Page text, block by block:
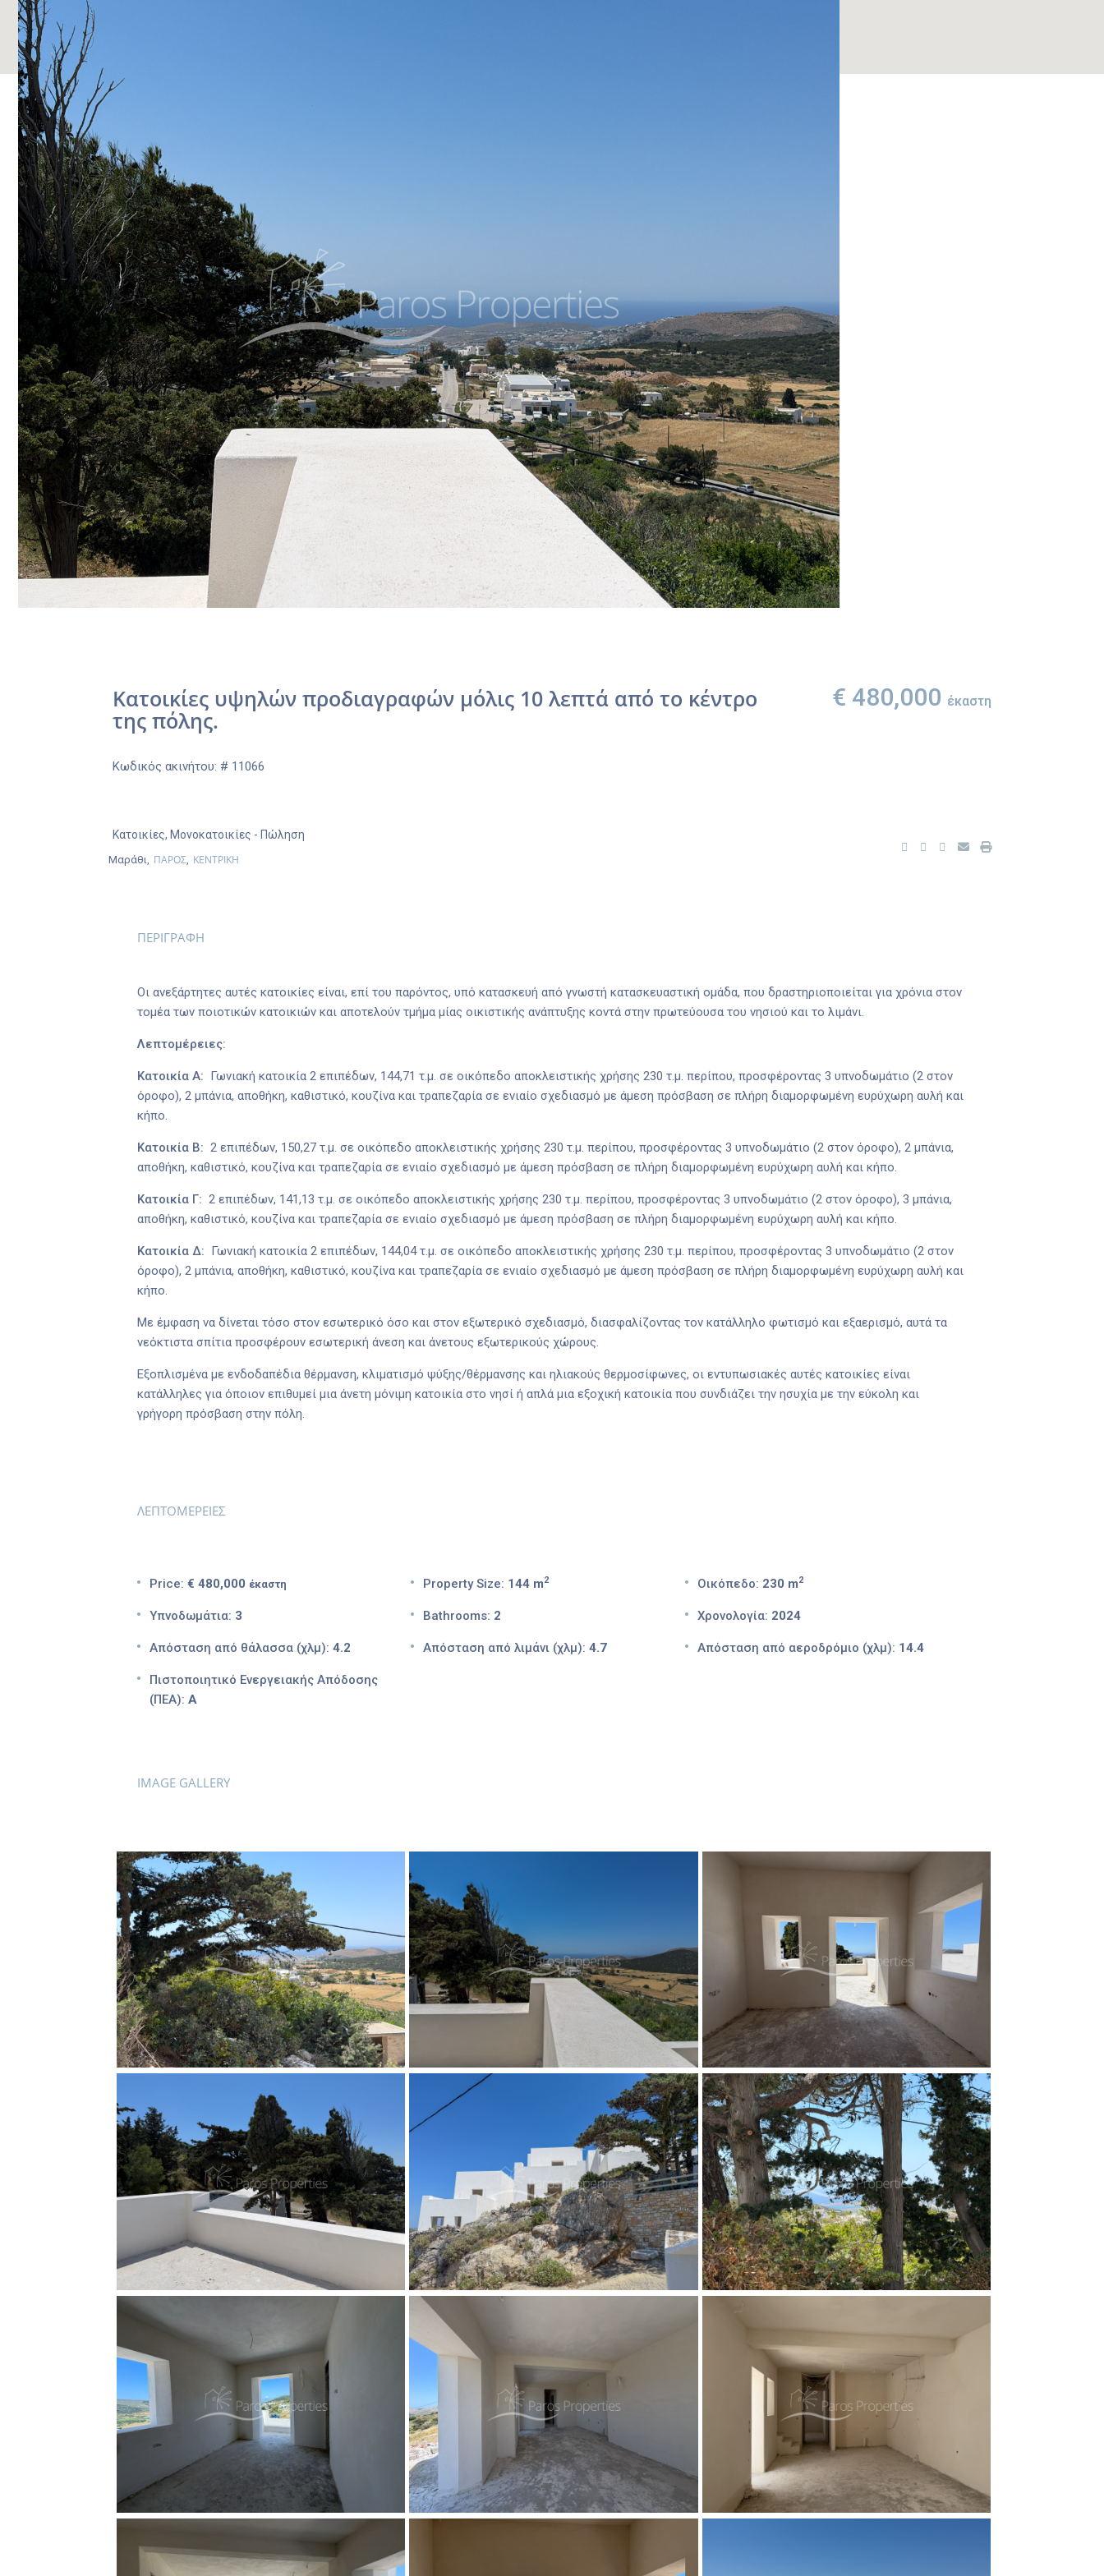
Κατοικίες υψηλών προδιαγραφών μόλις 10 λεπτά από το κέντρο
της πόλης.
€ 480,000 έκαστη
Κωδικός ακινήτου: # 11066
Κατοικίες, Μονοκατοικίες - Πώληση
Μαράθι, ΠΑΡΟΣ ΚΕΝΤΡΙΚΗ
ΠΕΡΙΓΡΑΦΗ
Οι ανεξάρτητες αυτές κατοικίες είναι, επί του παρόντος, υπό κατασκευή από γνωστή κατασκευαστική ομάδα, που δραστηριοποιείται για χρόνια στον
τομέα των ποιοτικών κατοικιών και αποτελούν τμήμα μίας οικιστικής ανάπτυξης κοντά στην πρωτεύουσα του νησιού και το λιμάνι.
Λεπτομέρειες:
Κατοικία Α: Γωνιακή κατοικία 2 επιπέδων, 144,71 τ.μ. σε οικόπεδο αποκλειστικής χρήσης 230 τ.μ. περίπου, προσφέροντας 3 υπνοδωμάτιο (2 στον
όροφο), 2 μπάνια, αποθήκη, καθιστικό, κουζίνα και τραπεζαρία σε ενιαίο σχεδιασμό με άμεση πρόσβαση σε πλήρη διαμορφωμένη ευρύχωρη αυλή και
κήπο.
Κατοικία Β: 2 επιπέδων, 150,27 τ.μ. σε οικόπεδο αποκλειστικής χρήσης 230 τ.μ. περίπου, προσφέροντας 3 υπνοδωμάτιο (2 στον όροφο), 2 μπάνια,
αποθήκη, καθιστικό, κουζίνα και τραπεζαρία σε ενιαίο σχεδιασμό με άμεση πρόσβαση σε πλήρη διαμορφωμένη ευρύχωρη αυλή και κήπο.
Κατοικία Γ: 2 επιπέδων, 141,13 τ.μ. σε οικόπεδο αποκλειστικής χρήσης 230 τ.μ. περίπου, προσφέροντας 3 υπνοδωμάτιο (2 στον όροφο), 3 μπάνια,
αποθήκη, καθιστικό, κουζίνα και τραπεζαρία σε ενιαίο σχεδιασμό με άμεση πρόσβαση σε πλήρη διαμορφωμένη ευρύχωρη αυλή και κήπο.
Κατοικία Δ: Γωνιακή κατοικία 2 επιπέδων, 144,04 τ.μ. σε οικόπεδο αποκλειστικής χρήσης 230 τ.μ. περίπου, προσφέροντας 3 υπνοδωμάτιο (2 στον
όροφο), 2 μπάνια, αποθήκη, καθιστικό, κουζίνα και τραπεζαρία σε ενιαίο σχεδιασμό με άμεση πρόσβαση σε πλήρη διαμορφωμένη ευρύχωρη αυλή και
κήπο.
Με έμφαση να δίνεται τόσο στον εσωτερικό όσο και στον εξωτερικό σχεδιασμό, διασφαλίζοντας τον κατάλληλο φωτισμό και εξαερισμό, αυτά τα
νεόκτιστα σπίτια προσφέρουν εσωτερική άνεση και άνετους εξωτερικούς χώρους.
Εξοπλισμένα με ενδοδαπέδια θέρμανση, κλιματισμό ψύξης/θέρμανσης και ηλιακούς θερμοσίφωνες, οι εντυπωσιακές αυτές κατοικίες είναι
κατάλληλες για όποιον επιθυμεί μια άνετη μόνιμη κατοικία στο νησί ή απλά μια εξοχική κατοικία που συνδιάζει την ησυχία με την εύκολη και
γρήγορη πρόσβαση στην πόλη.
ΛΕΠΤΟΜΕΡΕΙΕΣ
Price: € 480,000 έκαστη Property Size: 144 m2 Οικόπεδο: 230 m2
Υπνοδωμάτια: 3 Bathrooms: 2 Χρονολογία: 2024
Απόσταση από θάλασσα (χλμ): 4.2 Απόσταση από λιμάνι (χλμ): 4.7 Απόσταση από αεροδρόμιο (χλμ): 14.4
Πιστοποιητικό Ενεργειακής Απόδοσης
(ΠΕΑ): Α
IMAGE GALLERY